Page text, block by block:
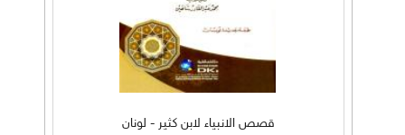
قصص الانبياء لابن كثير - لونان